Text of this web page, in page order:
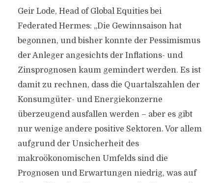
Geir Lode, Head of Global Equities bei
Federated Hermes: „Die Gewinnsaison hat
begonnen, und bisher konnte der Pessimismus
der Anleger angesichts der Inflations- und
Zinsprognosen kaum gemindert werden. Es ist
damit zu rechnen, dass die Quartalszahlen der
Konsumgüter- und Energiekonzerne
überzeugend ausfallen werden – aber es gibt
nur wenige andere positive Sektoren. Vor allem
aufgrund der Unsicherheit des
makroökonomischen Umfelds sind die
Prognosen und Erwartungen niedrig, was auf